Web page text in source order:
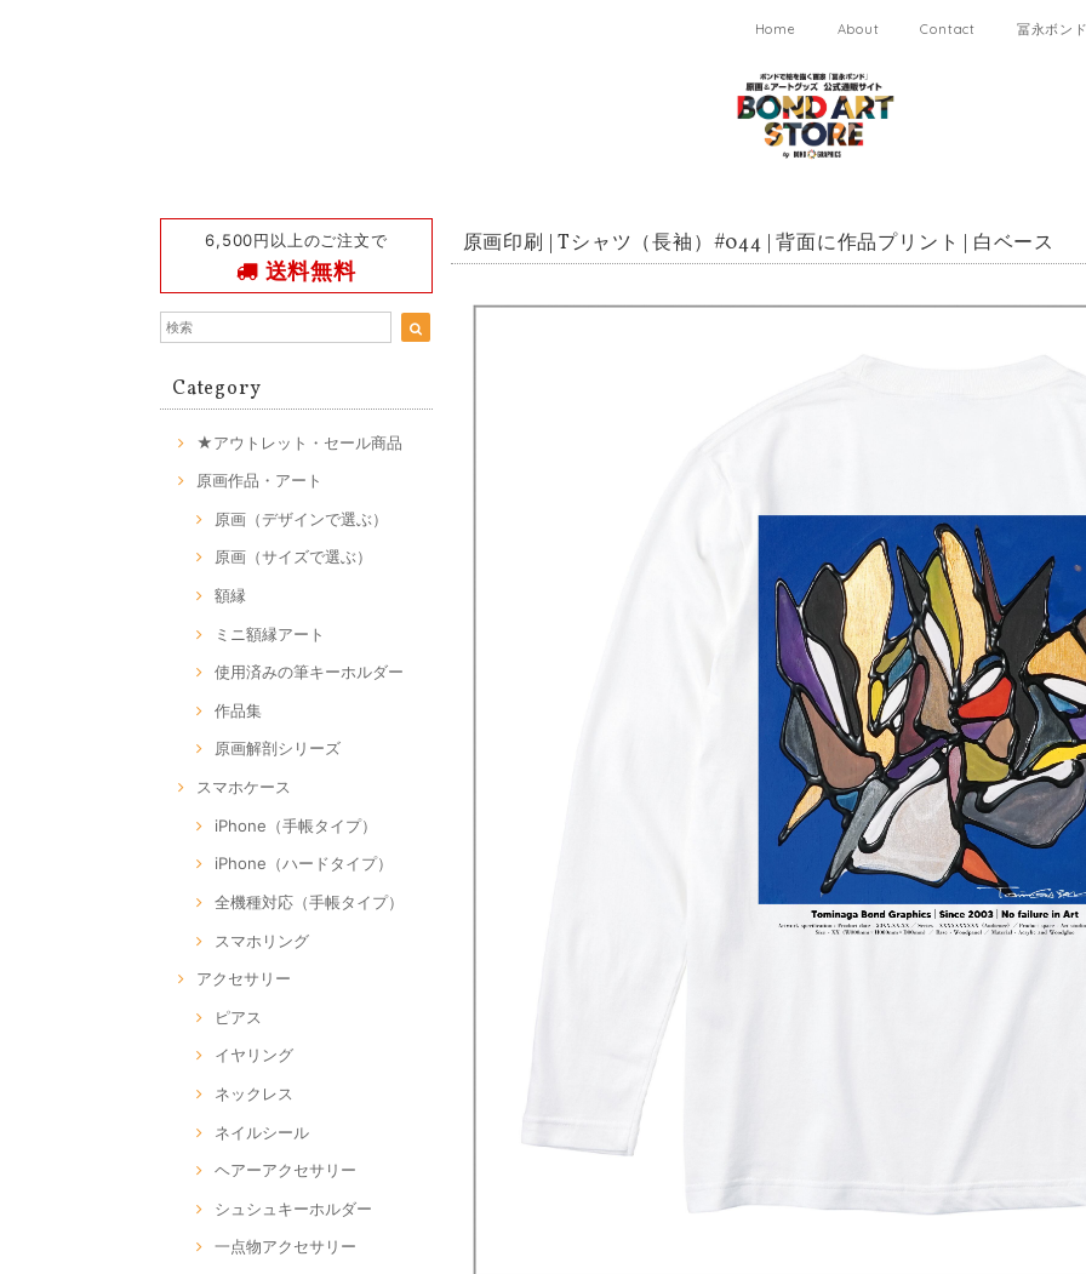
Home About Contact 冨永ボン
6,500円以上のご注文で
送料無料
Category
★アウトレット・セール商品
原画作品・アート
原画（デザインで選ぶ）
原画（サイズで選ぶ）
額縁
ミニ額縁アート
使用済みの筆キーホルダー
作品集
原画解剖シリーズ
スマホケース
iPhone（手帳タイプ）
iPhone（ハードタイプ）
全機種対応（手帳タイプ）
スマホリング
アクセサリー
ピアス
イヤリング
ネックレス
ネイルシール
ヘアーアクセサリー
シュシュキーホルダー
一点物アクセサリー
原画印刷 | Tシャツ（長袖）#044 | 背面に作品プリント | 白ベース